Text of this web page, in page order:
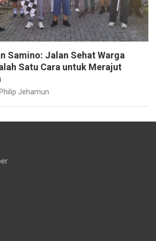
Samino: Jalan Sehat Warga
Satu Cara untuk Merajut
Philip Jehamun